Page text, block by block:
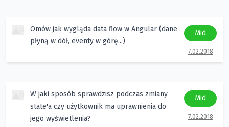
Omów jak wygląda data flow w Angular (dane
płyną w dół, eventy w górę...)
Mid
7.02.2018
W jaki sposób sprawdzisz podczas zmiany
state'a czy użytkownik ma uprawnienia do
jego wyświetlenia?
Mid
7.02.2018